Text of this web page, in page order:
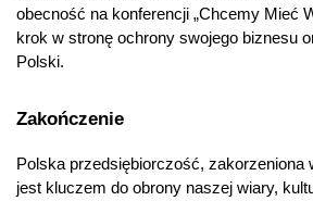
obecność na konferencji „Chcemy Mieć
krok w stronę ochrony swojego biznesu
Polski.
Zakończenie
Polska przedsiębiorczość, zakorzeniona
jest kluczem do obrony naszej wiary,